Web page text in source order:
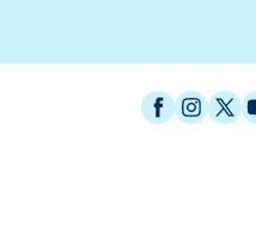
Facebook
X /